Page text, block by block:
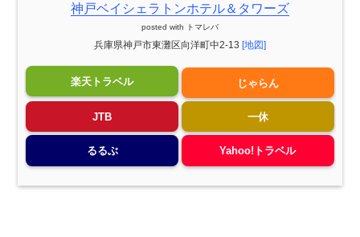
神戸ベイシェラトンホテル＆タワーズ
posted with トマレバ
兵庫県神戸市東灘区向洋町中2-13 [地図]
楽天トラベル じゃらん
JTB 一休
るるぶ Yahoo!トラベル